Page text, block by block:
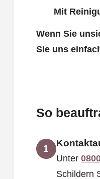
Mit
Wenn Sie
Sie uns
So
1
Unter
Schildern